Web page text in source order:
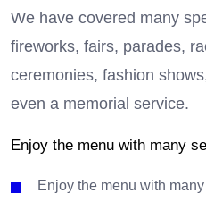
We have covered many
fireworks, fairs, parades,
ceremonies, fashion
even a memorial service.
Enjoy the menu with many
Enjoy the menu with